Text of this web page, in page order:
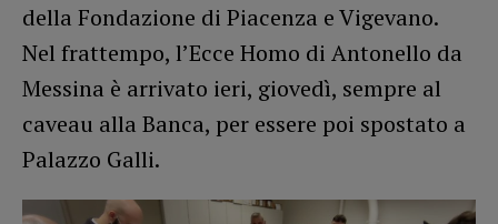
della Fondazione di Piacenza e Vigevano.
Nel frattempo, l’Ecce Homo di Antonello da
Messina è arrivato ieri, giovedì, sempre al
caveau alla Banca, per essere poi spostato a
Palazzo Galli.